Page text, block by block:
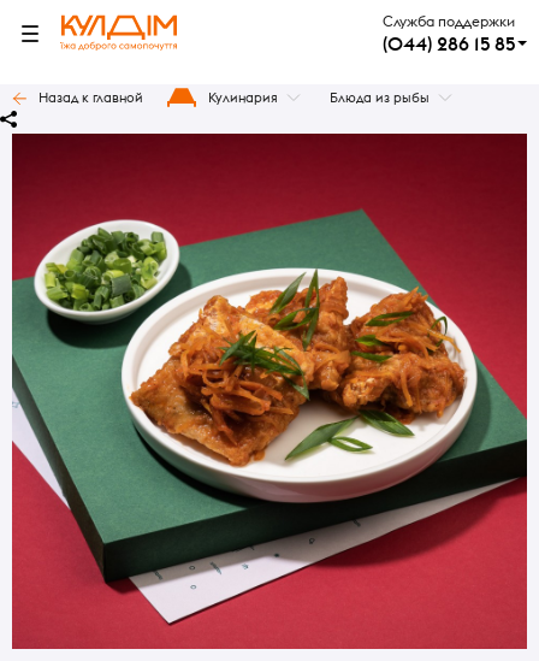
Служба поддержки
(044) 286 15 85
Назад к главной Кулинария Блюда из рыбы